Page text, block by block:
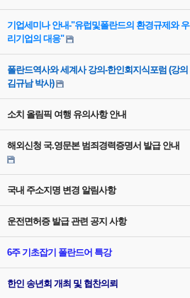
기업세미나 안내-"유럽및폴란드의 환경규제와 우
리기업의 대응"
폴란드역사와 세계사 강의-한인회지식포럼 (강의
김규남 박사)
소치 올림픽 여행 유의사항 안내
해외신청 국.영문본 범죄경력증명서 발급 안내
국내 주소지명 변경 알림사항
운전면허증 발급 관련 공지 사항
6주 기초잡기 폴란드어 특강
한인 송년회 개최 및 협찬의뢰